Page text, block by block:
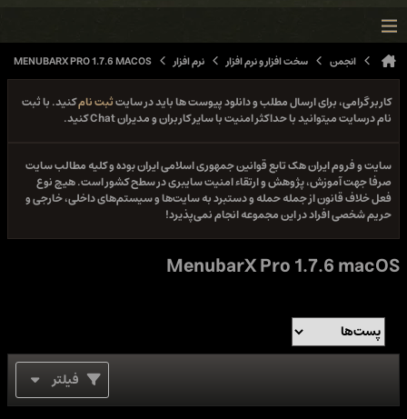
انجمن سخت افزار و نرم افزار نرم افزار MENUBARX PRO 1.7.6 MACOS
کاربر گرامی، برای ارسال مطلب و دانلود پیوست ها باید در سایتثبت نامکنید. با ثبت
نام درسایت میتوانید با حداکثر امنیت با سایر کاربران و مدیران Chat کنید.
سایت و فروم ایران هک تابع قوانین جمهوری اسلامی ایران بوده و کلیه مطالب سایت
صرفا جهت آموزش، پژوهش و ارتقاء امنیت سایبری در سطح کشور است. هیچ نوع
فعل خلاف قانون از جمله حمله و دستبرد به سایت‌ها و سیستم‌های داخلی، خارجی و
حریم شخصی افراد در این مجموعه انجام نمی‌پذیرد!
MenubarX Pro 1.7.6 macOS
فیلتر